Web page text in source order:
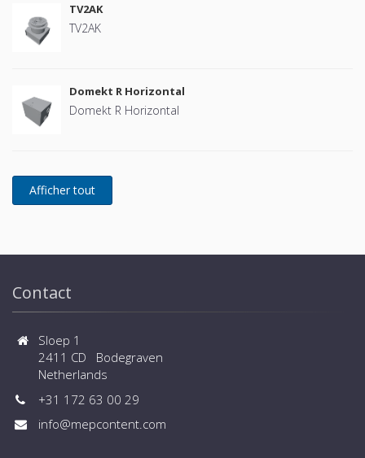
TV2AK
TV2AK
Domekt R Horizontal
Domekt R Horizontal
Contact
Sloep 1
2411 CD Bodegraven
Netherlands
+31 172 63 00 29
info@mepcontent.com